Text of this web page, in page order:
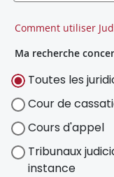
Comment utiliser
Ma recherche
Toutes les
Cour de
Cours d'appel
Tribunaux
instance